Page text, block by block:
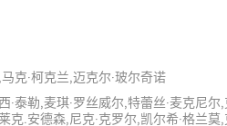
克·柯克兰,迈克尔·玻尔奇诺
泰勒,麦琪·罗丝威尔,特蕾丝·麦克尼
.安德森,尼克·克罗尔,凯尔希·格兰